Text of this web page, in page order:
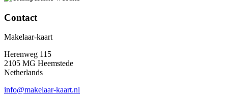
Contact
Makelaar-kaart
Herenweg 115
2105 MG Heemstede
Netherlands
info@makelaar-kaart.nl